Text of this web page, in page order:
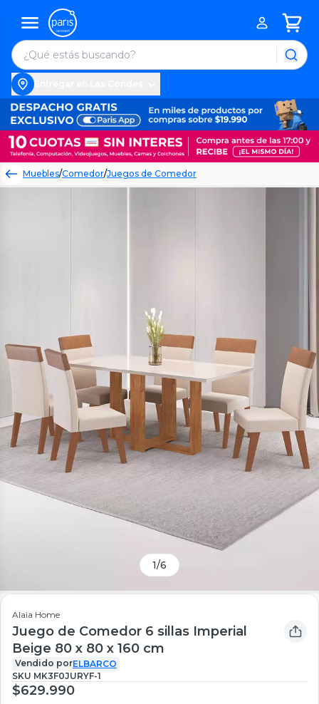
Muebles/Comedor/Juegos de Comedor
1/6
Alaia Home
Juego de Comedor 6 sillas Imperial
Beige 80 x 80 x 160 cm
Vendido porELBARCO
SKU MK3F0JURYF-1
$629.990